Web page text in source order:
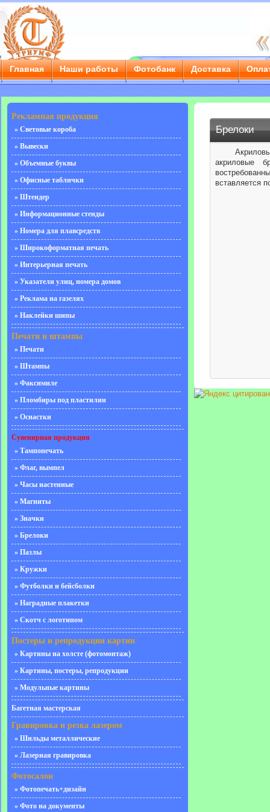
Главная Наши работы Фотобанк Доставка
г. Саратов, ул. Чернышевского, д. 55/3е, тел.: 8 (8452)
Рекламная продукция
» Световые короба
» Вывески
» Объемные буквы
» Офисные таблички
» Штендер
» Информационные стенды
» Номера для плавсредств
» Широкоформатная печать
» Интерьерная печать
» Указатели улиц, номера домов
» Реклама на газелях
» Наклейки шипы
Печати и штампы
» Печати
» Штампы
» Факсимиле
» Пломбиры под пластилин
» Оснастки
Сувенирная продукция
» Тампопечать
» Флаг, вымпел
» Часы настенные
» Магниты
» Значки
» Брелоки
» Пазлы
» Кружки
» Футболки и бейсболки
» Наградные плакетки
» Скотч с логотипом
Постеры и репродукции картин
» Картины на холсте (фотомонтаж)
» Картины, постеры, репродукции
» Модульные картины
Багетная мастерская
Гравировка и резка лазером
» Шильды металлические
» Лазерная гравировка
Фотосалон
» Фотопечать+дизайн
» Фото на документы
Брелоки
Акриловые
акриловые
вставляется